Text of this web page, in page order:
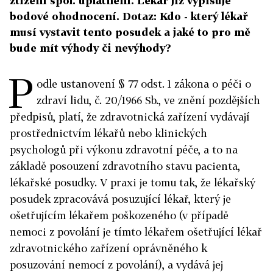
bodové ohodnocení. Dotaz: Kdo - který lékař
musí vystavit tento posudek a jaké to pro mě
bude mít výhody či nevýhody?
P odle ustanovení § 77 odst. 1 zákona o péči o
zdraví lidu, č. 20/1966 Sb., ve znění pozdějších
předpisů, platí, že zdravotnická zařízení vydávají
prostřednictvím lékařů nebo klinických
psychologů při výkonu zdravotní péče, a to na
základě posouzení zdravotního stavu pacienta,
lékařské posudky. V praxi je tomu tak, že lékařský
posudek zpracovává posuzující lékař, který je
ošetřujícím lékařem poškozeného (v případě
nemoci z povolání je tímto lékařem ošetřující lékař
zdravotnického zařízení oprávněného k
posuzování nemocí z povolání), a vydává jej